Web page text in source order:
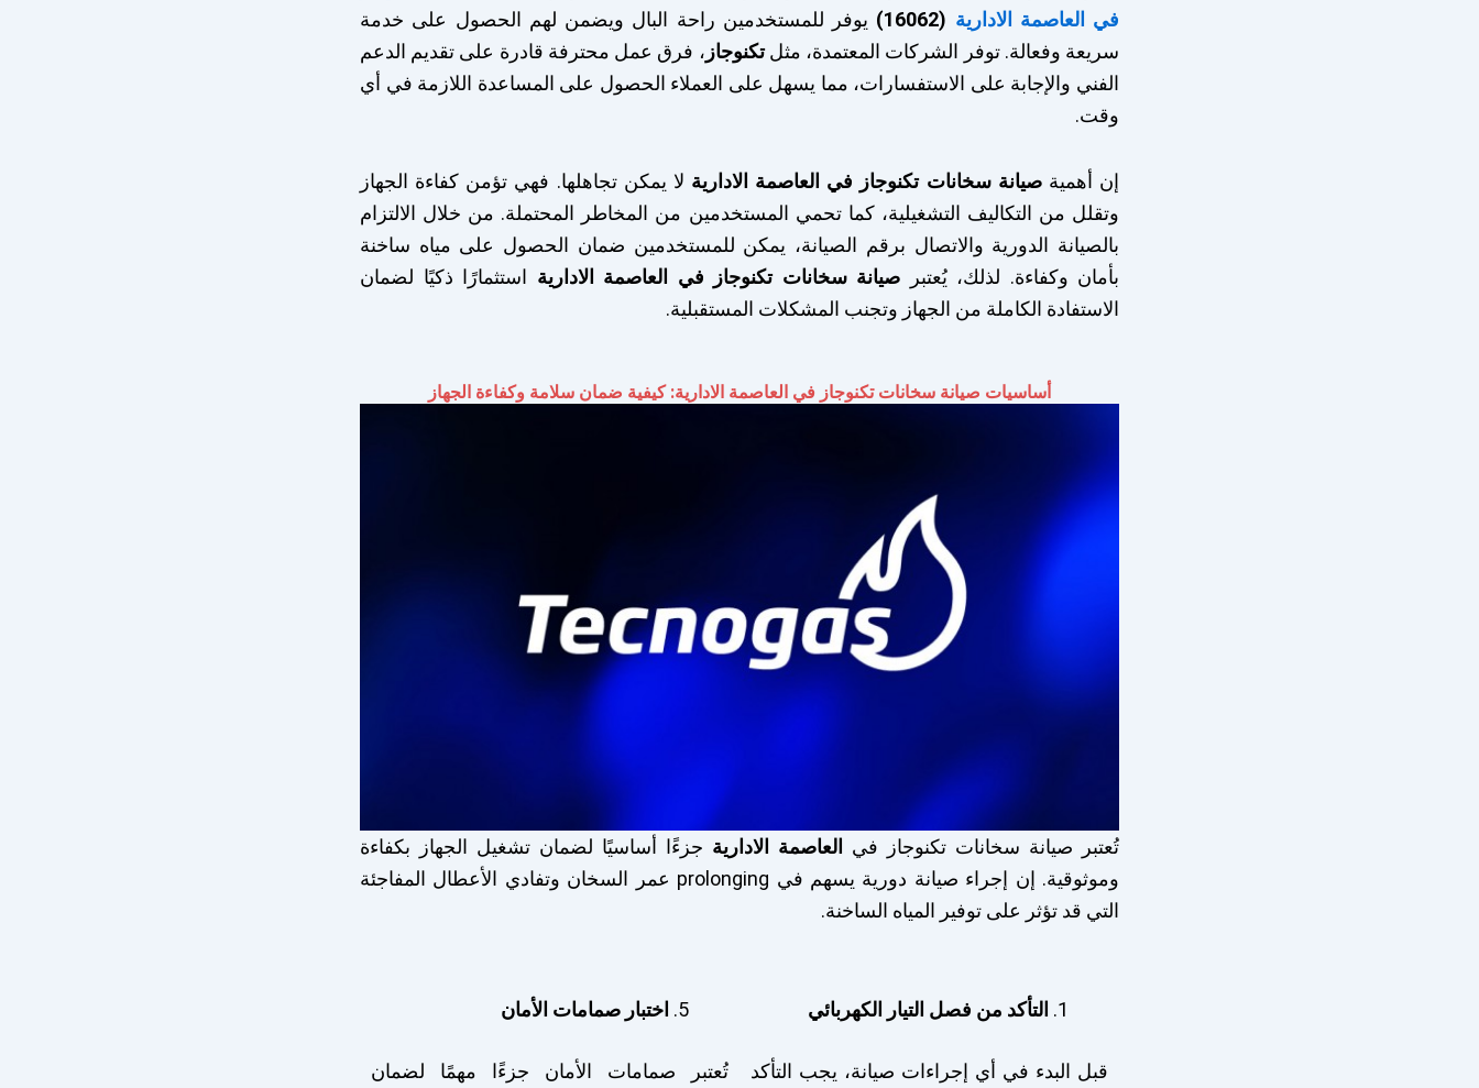
في العاصمة الادارية (16062)
يوفر للمستخدمين راحة البال ويضمن لهم الحصول على خدمة
سريعة وفعالة. توفر الشركات المعتمدة، مثلتكنوجاز ، فرق عمل محترفة قادرة على تقديم الدعم
الفني والإجابة على الاستفسارات، مما يسهل على العملاء الحصول على المساعدة اللازمة في أي
وقت.
إن أهميةصيانة سخانات تكنوجاز في العاصمة الادارية لا يمكن تجاهلها. فهي تؤمن كفاءة الجهاز
وتقلل من التكاليف التشغيلية، كما تحمي المستخدمين من المخاطر المحتملة. من خلال الالتزام
بالصيانة الدورية والاتصال برقم الصيانة، يمكن للمستخدمين ضمان الحصول على مياه ساخنة
بأمان وكفاءة. لذلك، يُعتبر صيانة سخانات تكنوجاز في العاصمة الادارية استثمارًا ذكيًا لضمان
الاستفادة الكاملة من الجهاز وتجنب المشكلات المستقبلية.
أساسيات صيانة سخانات تكنوجاز في العاصمة الادارية: كيفية ضمان سلامة وكفاءة الجهاز
تُعتبر صيانة سخانات تكنوجاز في العاصمة الادارية جزءًا أساسيًا لضمان تشغيل الجهاز بكفاءة
وموثوقية. إن إجراء صيانة دورية يسهم في prolonging عمر السخان وتفادي الأعطال المفاجئة
التي قد تؤثر على توفير المياه الساخنة.
التأكد من فصل التيار الكهربائي
قبل البدء في أي إجراءات صيانة، يجب التأكد
اختبار صمامات الأمان
تُعتبر صمامات الأمان جزءًا مهمًا لضمان